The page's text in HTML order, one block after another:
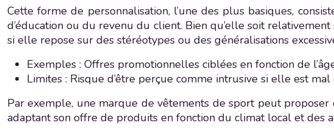
Cette forme de personnalisation, l’une des plus basiques,
d’éducation ou du revenu du client. Bien qu’elle soit
si elle repose sur des stéréotypes ou des généralisations
Exemples : Offres promotionnelles ciblées en fonction de
Limites : Risque d’être perçue comme intrusive si elle est
Par exemple, une marque de vêtements de sport peut
adaptant son offre de produits en fonction du climat local et des